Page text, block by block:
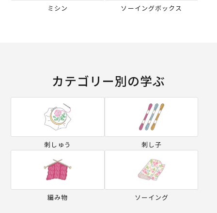
ミシン ソーイングボックス
カテゴリー別の学ぶ
刺しゅう 刺し子
編み物 ソーイング